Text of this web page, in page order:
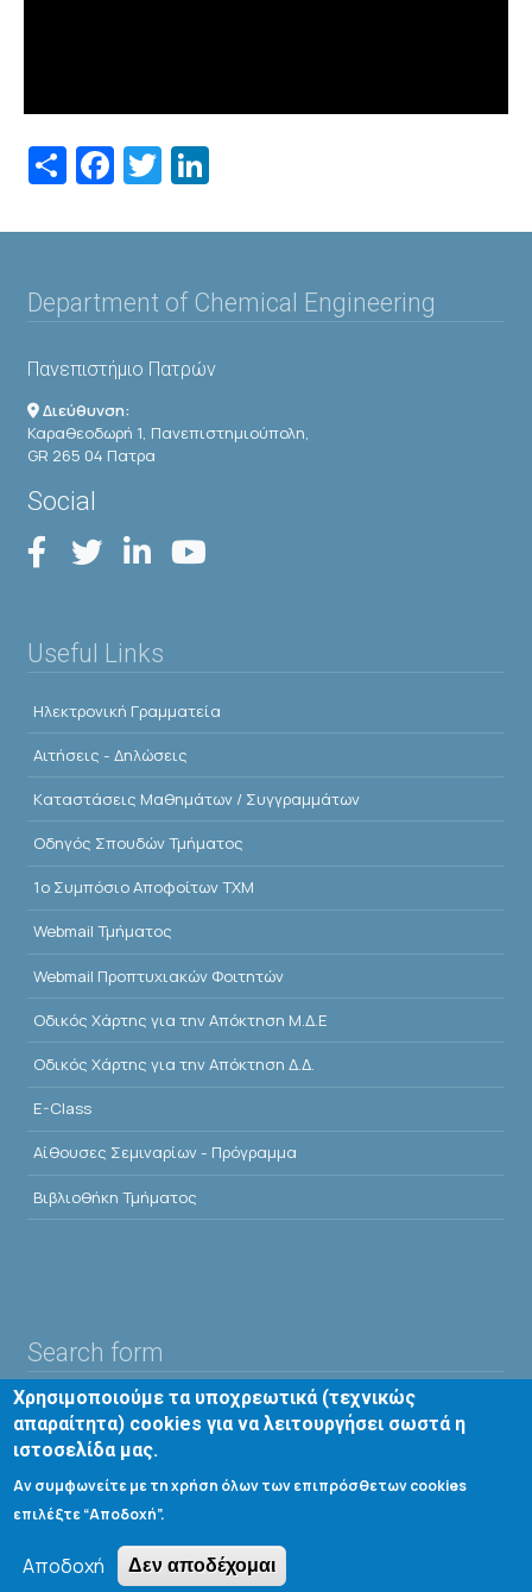
ShareFacebook
Twitter
Department of Chemical Engineering
Πανεπιστήμιο Πατρών
Διεύθυνση:
Καραθεοδωρή 1, Πανεπιστημιούπολη,
GR 265 04 Πατρα
Social
Useful Links
Ηλεκτρονική Γραμματεία
Αιτήσεις - Δηλώσεις
Kαταστάσεις Μαθημάτων / Συγγραμμάτων
Οδηγός Σπουδών Τμήματος
1o Συμπόσιο Αποφοίτων ΤΧΜ
Webmail Τμήματος
Webmail Προπτυχιακών Φοιτητών
Οδικός Χάρτης για την Απόκτηση Μ.Δ.Ε
Οδικός Χάρτης για την Απόκτηση Δ.Δ.
E-Class
Αίθουσες Σεμιναρίων - Πρόγραμμα
Βιβλιοθήκη Τμήματος
Search form
Αναζήτηση
Tools
Μενού λογαριασμού χρήστη
Log in
Χρησιμοποιούμε τα υποχρεωτικά (τεχνικώς
απαραίτητα) cookies για να λειτουργήσει σωστά η
ιστοσελίδα μας.
Αν συμφωνείτε με τη χρήση όλων των επιπρόσθετων cookies
επιλέξτε “Αποδοχή”.
Αποδοχή Δεν αποδέχομαι